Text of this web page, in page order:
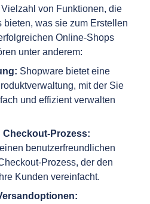
von Funktionen, die
was sie zum Erstellen
Online-Shops
unter anderem:
Shopware bietet eine
mit der Sie
und effizient verwalten
Checkout-Prozess:
benutzerfreundlichen
Prozess, der den
Kunden vereinfacht.